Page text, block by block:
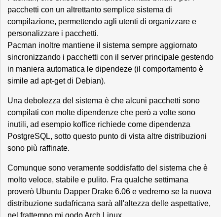
pacchetti con un altrettanto semplice sistema di
compilazione, permettendo agli utenti di organizzare e
personalizzare i pacchetti.
Pacman inoltre mantiene il sistema sempre aggiornato
sincronizzando i pacchetti con il server principale gestendo
in maniera automatica le dipendeze (il comportamento è
simile ad apt-get di Debian).
Una debolezza del sistema è che alcuni pacchetti sono
compilati con molte dipendenze che però a volte sono
inutili, ad esempio koffice richiede come dipendenza
PostgreSQL, sotto questo punto di vista altre distribuzioni
sono più raffinate.
Comunque sono veramente soddisfatto del sistema che è
molto veloce, stabile e pulito. Fra qualche settimana
proverò Ubuntu Dapper Drake 6.06 e vedremo se la nuova
distribuzione sudafricana sarà all'altezza delle aspettative,
nel frattempo mi godo Arch Linux